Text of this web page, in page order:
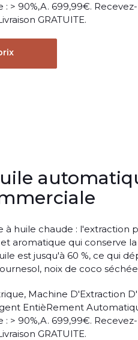
: > 90%,A. 699,99€.
GRATUITE.
à huile chaude : l'extraction
aromatique qui conserve
est jusqu'à 60 %, ce qui
noix de coco
Machine D'Extraction
EntièRement
: > 90%,A. 699,99€.
GRATUITE.